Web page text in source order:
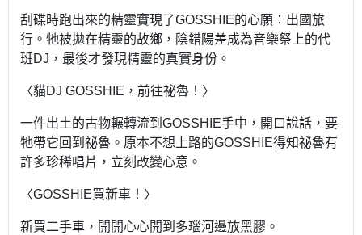
刮碟時跑出來的精靈實現了GOSSHIE的心願：出國旅
行。牠被拋在精靈的故鄉，陰錯陽差成為音樂祭上的代
班DJ，最後才發現精靈的真實身份。
〈貓DJ GOSSHIE，前往祕魯！〉
一件出土的古物輾轉流到GOSSHIE手中，開口說話，要
牠帶它回到祕魯。原本不想上路的GOSSHIE得知祕魯有
許多珍稀唱片，立刻改變心意。
〈GOSSHIE買新車！〉
新買二手車，開開心心開到多瑙河邊放黑膠。